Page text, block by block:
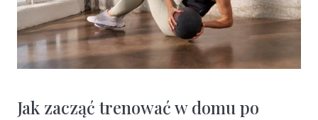
Jak zacząć trenować w domu po